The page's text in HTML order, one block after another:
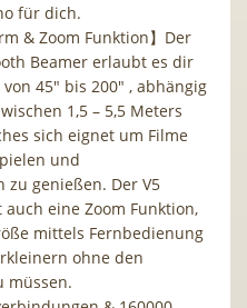
für dich.
& Zoom Funktion】Der
Beamer erlaubt es dir
45″ bis 200″ , abhängig
1,5 – 5,5 Meters
sich eignet um Filme
und
zu genießen. Der V5
eine Zoom Funktion,
mittels Fernbedienung
ohne den
müssen.